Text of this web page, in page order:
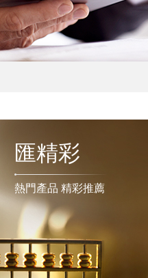
匯精彩
熱門產品 精彩推薦